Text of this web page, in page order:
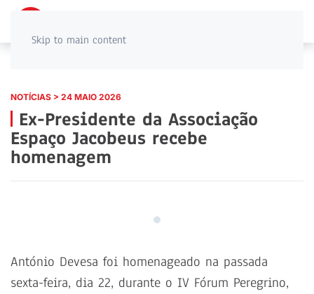
Skip to main content
NOTÍCIAS > 24 MAIO 2026
Ex-Presidente da Associação
Espaço Jacobeus recebe
homenagem
António Devesa foi homenageado na passada
sexta-feira, dia 22, durante o IV Fórum Peregrino,